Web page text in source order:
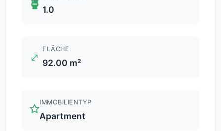
1.0
FLÄCHE
92.00 m²
IMMOBILIENTYP
Apartment